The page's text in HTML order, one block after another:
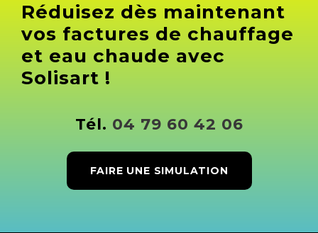
Réduisez dès maintenant
vos factures de chauffage
et eau chaude avec
Solisart !
Tél. 04 79 60 42 06
FAIRE UNE SIMULATION